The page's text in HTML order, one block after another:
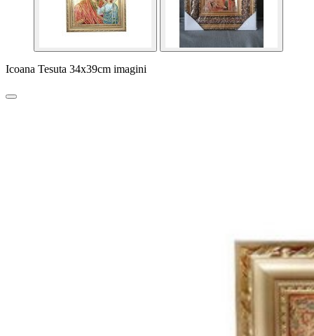
Icoana Tesuta 34x39cm imagini